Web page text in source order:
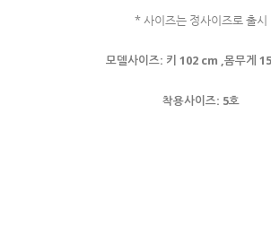
* 사이즈는 정사이즈로 출시
모델사이즈: 키 102 cm ,몸무게
착용사이즈: 5호